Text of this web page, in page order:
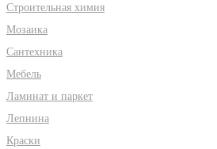
Строительная химия
Мозаика
Сантехника
Мебель
Ламинат и паркет
Лепнина
Краски